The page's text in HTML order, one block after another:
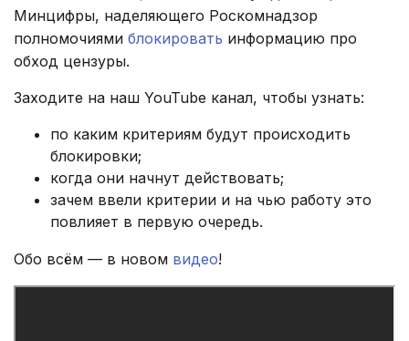
Минцифры, наделяющего Роскомнадзор
полномочиями блокировать информацию про
обход цензуры.
Заходите на наш YouTube канал, чтобы узнать:
по каким критериям будут происходить
блокировки;
когда они начнут действовать;
зачем ввели критерии и на чью работу это
повлияет в первую очередь.
Обо всём — в новом видео!